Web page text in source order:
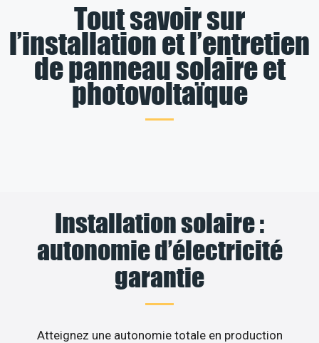
Tout savoir sur
l’installation et l’entretien
de panneau solaire et
photovoltaïque
Installation solaire :
autonomie d’électricité
garantie
Atteignez une autonomie totale en production